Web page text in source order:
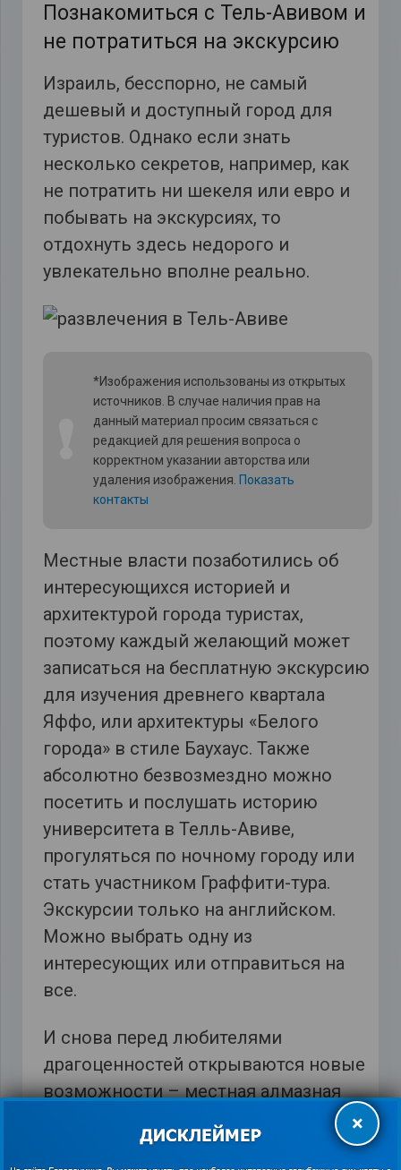
Познакомиться с Тель-Авивом и
не потратиться на экскурсию
Израиль, бесспорно, не самый
дешевый и доступный город для
туристов. Однако если знать
несколько секретов, например, как
не потратить ни шекеля или евро и
побывать на экскурсиях, то
отдохнуть здесь недорого и
увлекательно вполне реально.
*Изображения использованы из открытых
источников. В случае наличия прав на
данный материал просим связаться с
редакцией для решения вопроса о
корректном указании авторства или
удаления изображения. Показать
контакты
Местные власти позаботились об
интересующихся историей и
архитектурой города туристах,
поэтому каждый желающий может
записаться на бесплатную экскурсию
для изучения древнего квартала
Яффо, или архитектуры «Белого
города» в стиле Баухаус. Также
абсолютно безвозмездно можно
посетить и послушать историю
университета в Телль-Авиве,
прогуляться по ночному городу или
стать участником Граффити-тура.
Экскурсии только на английском.
Можно выбрать одну из
интересующих или отправиться на
все.
И снова перед любителями
драгоценностей открываются новые
возможности – местная алмазная
биржа организовывает бесплатные
туры. Сначала туристы бегло
×